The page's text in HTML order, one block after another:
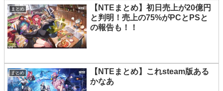
まとめ
【NTEまとめ】初日売上が20億円
と判明！売上の75%がPCとPSと
の報告も！！
まとめ
【NTEまとめ】これsteam版ある
かなあ